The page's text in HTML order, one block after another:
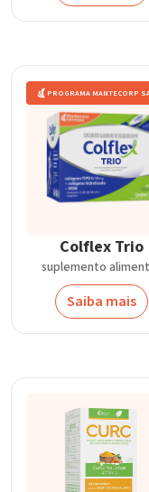
PROGRAMA MANTECORP
Colflex Trio
suplemento
Saiba mais